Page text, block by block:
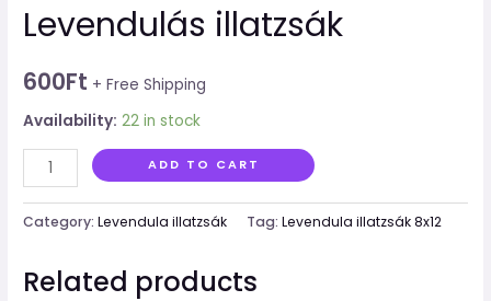
Levendulás illatzsák
600Ft + Free Shipping
Availability: 22 in stock
ADD TO CART
Category:Levendula illatzsák Tag:Levendula illatzsák 8x12
Related products